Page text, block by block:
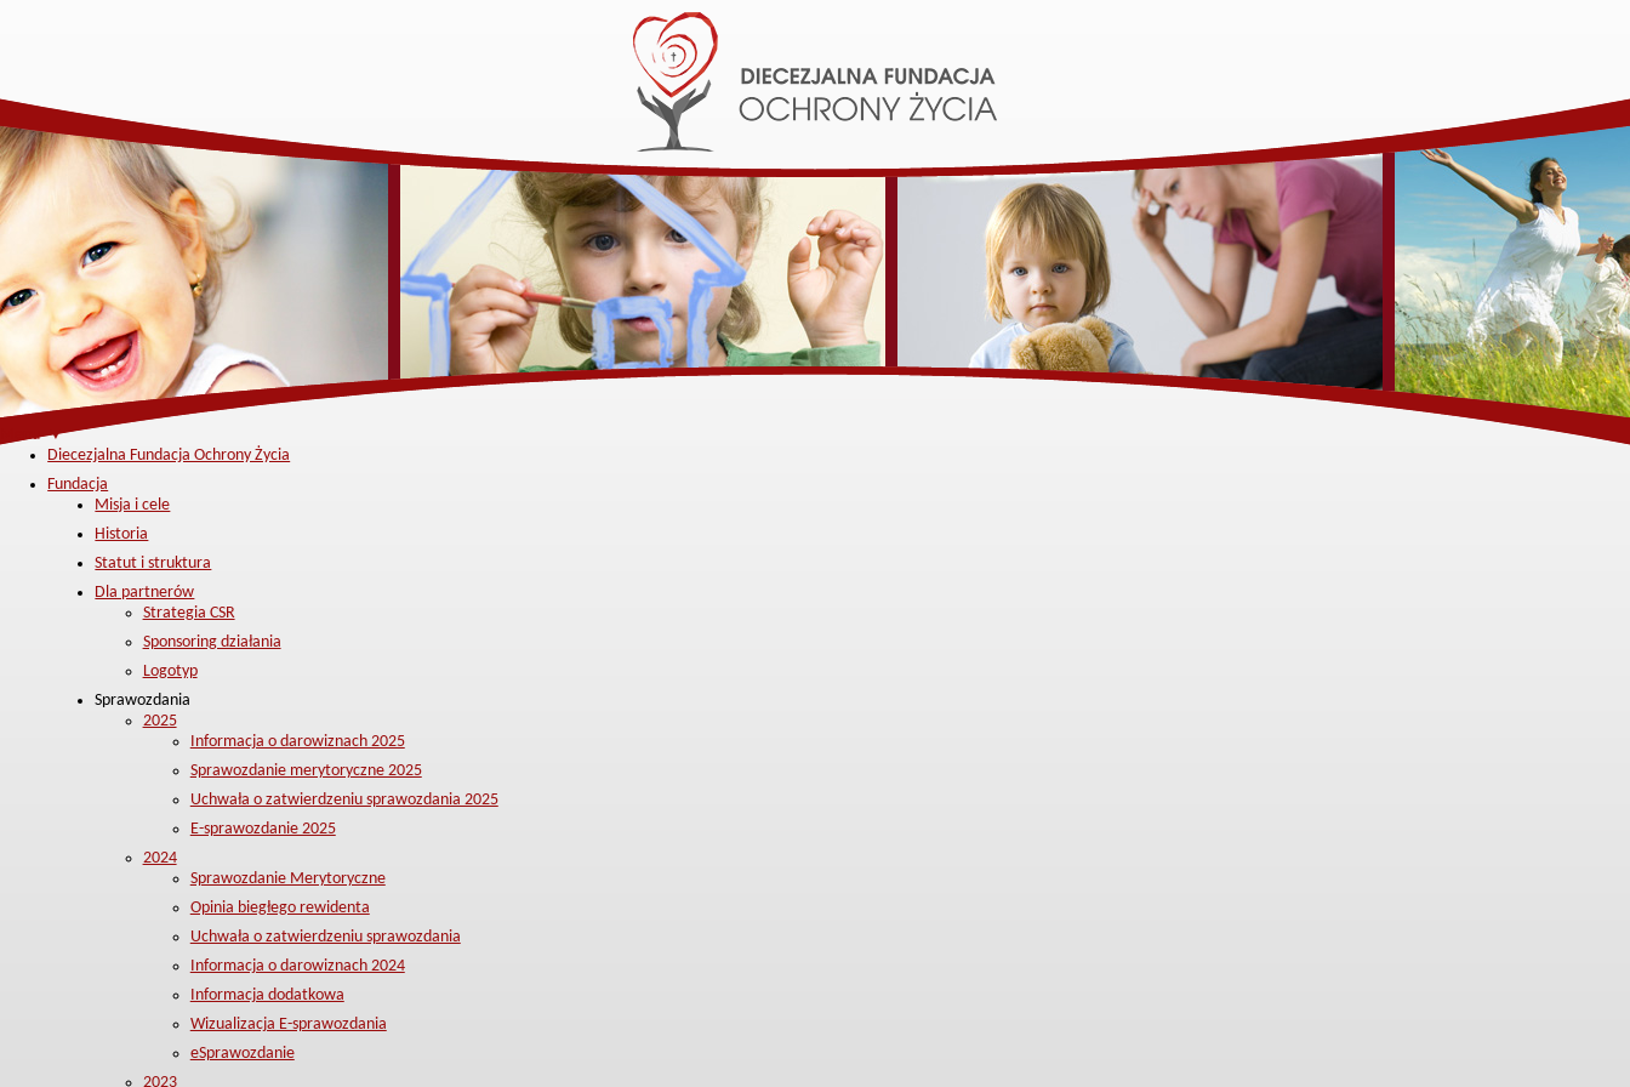
Menu ▼
Diecezjalna Fundacja Ochrony Życia
Fundacja
Misja i cele
Historia
Statut i struktura
Dla partnerów
Strategia CSR
Sponsoring działania
Logotyp
Sprawozdania
2025
Informacja o darowiznach 2025
Sprawozdanie merytoryczne 2025
Uchwała o zatwierdzeniu sprawozdania 2025
E-sprawozdanie 2025
2024
Sprawozdanie Merytoryczne
Opinia biegłego rewidenta
Uchwała o zatwierdzeniu sprawozdania
Informacja o darowiznach 2024
Informacja dodatkowa
Wizualizacja E-sprawozdania
eSprawozdanie
2023